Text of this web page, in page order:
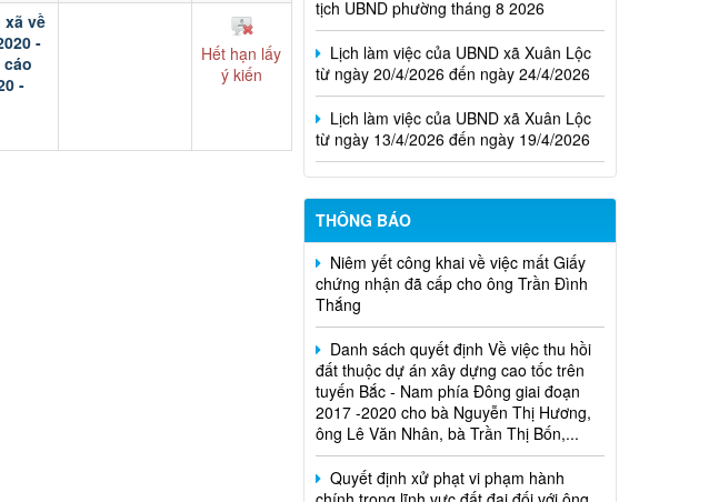
xã về
-
-
Hết hạn lấy
ý kiến
Lịch làm việc của UBND xã Xuân Lộc
từ ngày 20/4/2026 đến ngày 24/4/2026
Lịch làm việc của UBND xã Xuân Lộc
từ ngày 13/4/2026 đến ngày 19/4/2026
THÔNG BÁO
Niêm yết công khai về việc mất Giấy
chứng nhận đã cấp cho ông Trần Đình
Thắng
Danh sách quyết định Về việc thu hồi
đất thuộc dự án xây dựng cao tốc trên
tuyến Bắc - Nam phía Đông giai đoạn
2017 -2020 cho bà Nguyễn Thị Hương,
ông Lê Văn Nhân, bà Trần Thị Bốn,...
Quyết định xử phạt vi phạm hành
chính trong lĩnh vực đất đai đối với ông
Trần Hồng Phước